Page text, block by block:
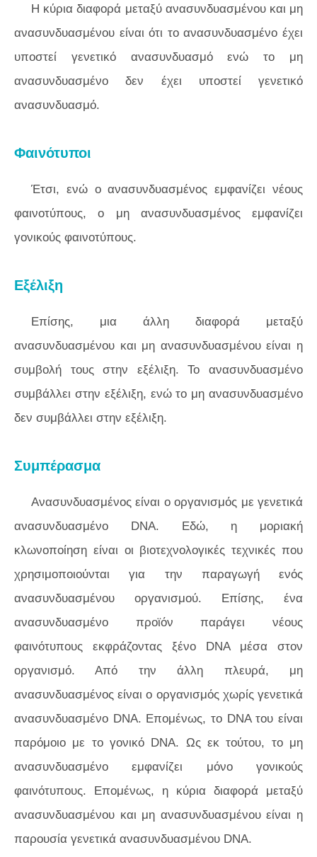
Η κύρια διαφορά μεταξύ ανασυνδυασμένου και μη
ανασυνδυασμένου είναι ότι το ανασυνδυασμένο έχει
υποστεί γενετικό ανασυνδυασμό ενώ το μη
ανασυνδυασμένο δεν έχει υποστεί γενετικό
ανασυνδυασμό.
Φαινότυποι
Έτσι, ενώ ο ανασυνδυασμένος εμφανίζει νέους
φαινοτύπους, ο μη ανασυνδυασμένος εμφανίζει
γονικούς φαινοτύπους.
Εξέλιξη
Επίσης, μια άλλη διαφορά μεταξύ
ανασυνδυασμένου και μη ανασυνδυασμένου είναι η
συμβολή τους στην εξέλιξη. Το ανασυνδυασμένο
συμβάλλει στην εξέλιξη, ενώ το μη ανασυνδυασμένο
δεν συμβάλλει στην εξέλιξη.
Συμπέρασμα
Ανασυνδυασμένος είναι ο οργανισμός με γενετικά
ανασυνδυασμένο DNA. Εδώ, η μοριακή
κλωνοποίηση είναι οι βιοτεχνολογικές τεχνικές που
χρησιμοποιούνται για την παραγωγή ενός
ανασυνδυασμένου οργανισμού. Επίσης, ένα
ανασυνδυασμένο προϊόν παράγει νέους
φαινότυπους εκφράζοντας ξένο DNA μέσα στον
οργανισμό. Από την άλλη πλευρά, μη
ανασυνδυασμένος είναι ο οργανισμός χωρίς γενετικά
ανασυνδυασμένο DNA. Επομένως, το DNA του είναι
παρόμοιο με το γονικό DNA. Ως εκ τούτου, το μη
ανασυνδυασμένο εμφανίζει μόνο γονικούς
φαινότυπους. Επομένως, η κύρια διαφορά μεταξύ
ανασυνδυασμένου και μη ανασυνδυασμένου είναι η
παρουσία γενετικά ανασυνδυασμένου DNA.